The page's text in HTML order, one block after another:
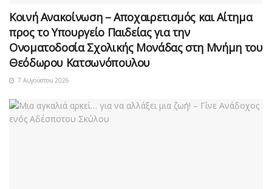
Κοινή Ανακοίνωση – Αποχαιρετισμός και Αίτημα
προς το Υπουργείο Παιδείας για την
Ονοματοδοσία Σχολικής Μονάδας στη Μνήμη του
Θεόδωρου Κατσωνόπουλου
7 Αυγούστου 2026